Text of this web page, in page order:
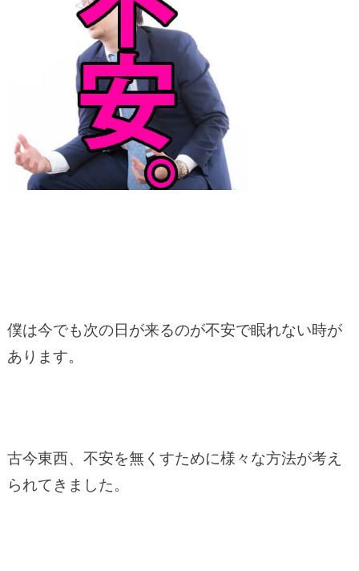
僕は今でも次の日が来るのが不安で眠れない時が
あります。
古今東西、不安を無くすために様々な方法が考え
られてきました。